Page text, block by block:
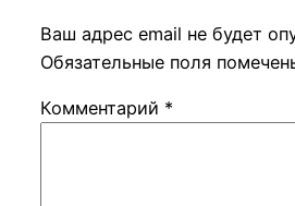
Ваш адрес email не будет
Обязательные поля
Комментарий *